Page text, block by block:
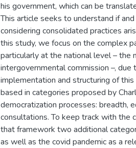
his government, which can be
This article seeks to understand if
considering consolidated practices
this study, we focus on the complex
particularly at the national level – the
intergovernmental commission –,
implementation and structuring of
based in categories proposed by
democratization processes: breadth,
consultations. To keep track with the
that framework two additional
as well as the covid pandemic as a